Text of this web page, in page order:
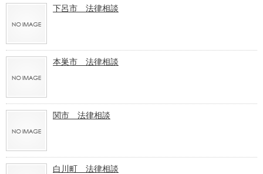
下呂市 法律相談
本巣市 法律相談
関市 法律相談
白川町 法律相談